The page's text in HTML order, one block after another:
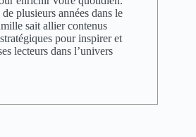
plusieurs années dans le
sait allier contenus
pour inspirer et
lecteurs dans l’univers